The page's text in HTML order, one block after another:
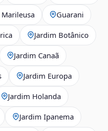
Guarani
Jardim Botânico
Jardim Canaã
Jardim Europa
Jardim Holanda
Jardim Ipanema